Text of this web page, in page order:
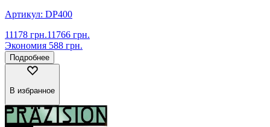
Артикул: DP400
11178 грн.11766 грн.
Экономия 588 грн.
Подробнее
В избранное